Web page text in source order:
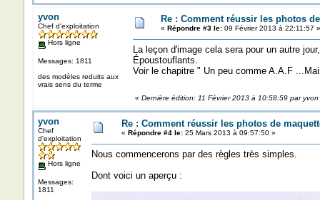
yvon
Chef d'exploitation
Hors ligne
Messages: 1811
des modèles reduits aux
vrais sens du terme
Re : Comment réussir les photos
« Répondre #3 le:09 Février 2013 à 22:11:57 »
La leçon d'image cela sera pour un autre
Époustouflants.
Voir le chapitre " Un peu comme A.A.F
« Dernière édition: 11 Février 2013 à 10:58:59 par yvon
yvon
Chef
d'exploitation
Hors ligne
Messages:
1811
Re : Comment réussir les photos de
« Répondre #4 le:25 Mars 2013 à 09:57:50 »
Nous commencerons par des règles très simples.
Dont voici un aperçu :